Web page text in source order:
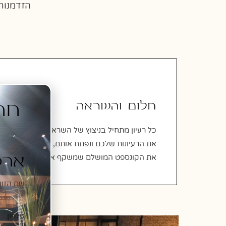
חלום והשראה
כל רעיון מתחיל בניצוץ של השראה. יחד, נחקור
את הרעיונות שלכם ונפתח אותם, עד שנמצא
את הקונספט המושלם שמשקף את אהבתכם.